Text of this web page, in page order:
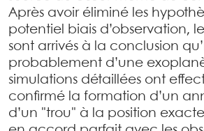
Après avoir éliminé les
potentiel biais d’observation,
sont arrivés à la conclusion
probablement d’une
simulations détaillées ont
confirmé la formation d’un
d’un "trou" à la position